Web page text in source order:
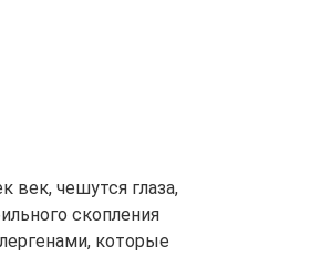
век, чешутся глаза,
скопления
которые